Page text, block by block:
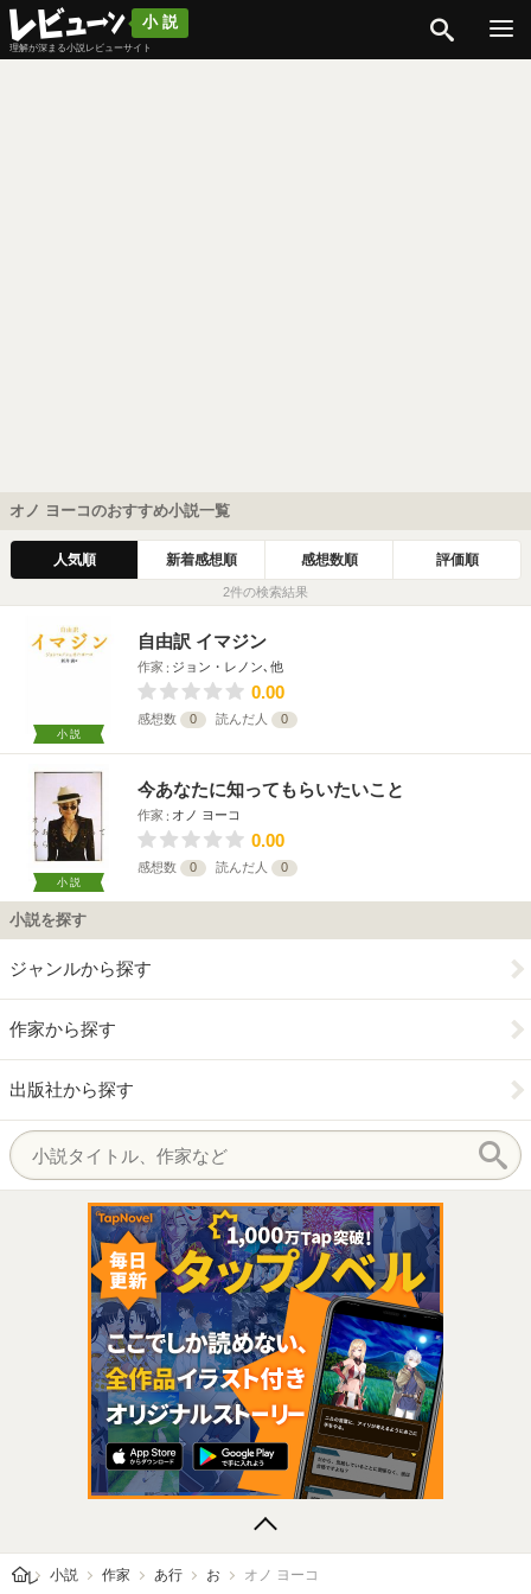
小説
理解が深まる小説レビューサイト
オノ ヨーコのおすすめ小説一覧
人気順 新着感想順 感想数順 評価順
2件の検索結果
小説
自由訳 イマジン
作家 ジョン・レノン､他
0.00
感想数 0 読んだ人 0
小説
今あなたに知ってもらいたいこと
作家 オノ ヨーコ
0.00
感想数 0 読んだ人 0
小説を探す
ジャンルから探す
作家から探す
出版社から探す
レビューン トップ
小説 作家 あ行 お オノ ヨーコ